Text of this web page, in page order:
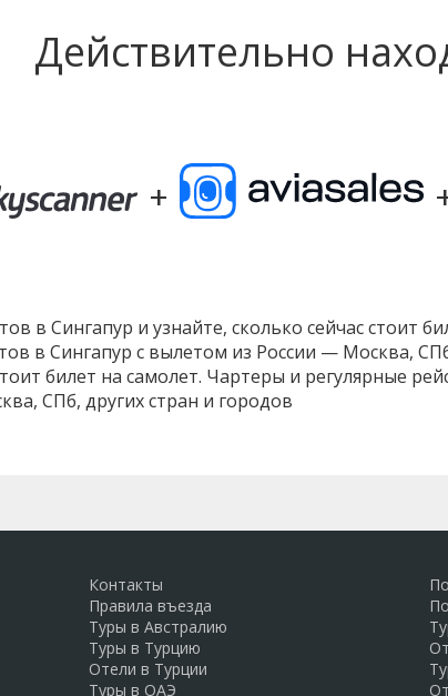
Действительно
+
в Сингапур и узнайте, сколько сейчас стоит
в Сингапур с вылетом из России — Москва,
билет на самолет. Чартеры и регулярные
СПб, других стран и городов
Контакты
Правила въезда
Туры в Австралию
Туры в Турцию
Отели в Турции
Туры в ОАЭ